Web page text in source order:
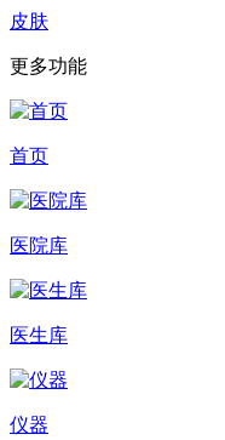
皮肤
更多功能
首页
医院库
医生库
仪器